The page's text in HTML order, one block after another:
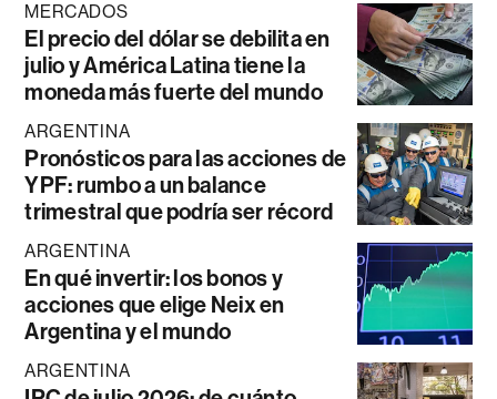
MERCADOS
El precio del dólar se debilita en
julio y América Latina tiene la
moneda más fuerte del mundo
ARGENTINA
Pronósticos para las acciones de
YPF: rumbo a un balance
trimestral que podría ser récord
ARGENTINA
En qué invertir: los bonos y
acciones que elige Neix en
Argentina y el mundo
ARGENTINA